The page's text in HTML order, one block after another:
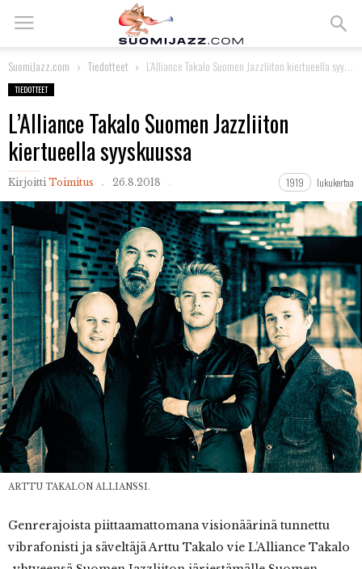
SuomiJazz.com Tiedotteet L’Alliance Takalo Suomen Jazzliiton kiertueella syyskuussa
TIEDOTTEET
L’Alliance Takalo Suomen Jazzliiton
kiertueella syyskuussa
Kirjoitti Toimitus 26.8.2018 1919 lukukertaa
ARTTU TAKALON ALLIANSSI.
Genrerajoista piittaamattomana visionäärinä tunnettu
vibrafonisti ja säveltäjä Arttu Takalo vie L’Alliance Takalo